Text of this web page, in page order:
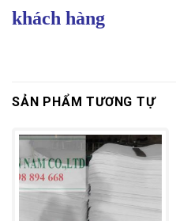
khách hàng
SẢN PHẨM TƯƠNG TỰ